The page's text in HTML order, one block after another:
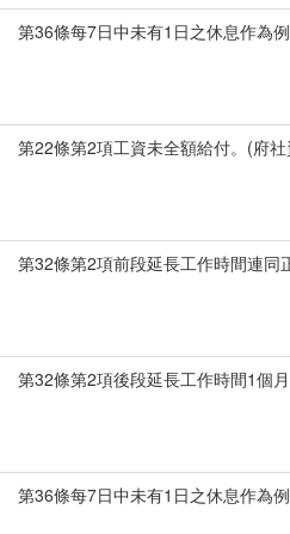
第36條每7日中未有1日之休息作為
第22條第2項工資未全額給付。(府
第32條第2項前段延長工作時間連
第32條第2項後段延長工作時間1個
第36條每7日中未有1日之休息作為